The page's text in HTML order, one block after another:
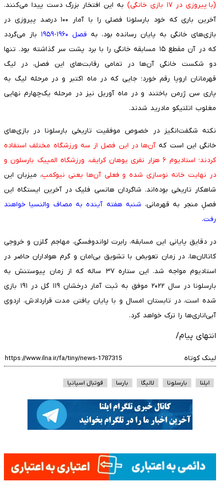
(با پیروزی در ۱۷ بازی خانگی)
به این افتخار بزرگ دست پیدا می‌کنند.
آخرین باری که خود بارسلونا فصلی را با آمار ۱۰۰ درصد پیروزی در
بازی‌های خانگی به پایان رسانده بود، به فصل ۱۹۶۰-۱۹۵۹
باز می‌گردد
که در آن مقطع ۱۵ مسابقه خانگی را با برد پشت سر گذاشته بود. تنها
دو شکست خانگی آن‌ها در تمامی رقابت‌های این فصل، در لیگ
قهرمانان اروپا رقم خورد؛ جایی که در ماه اکتبر و در مرحله لیگ به
پاری سن ژرمن باختند و در ماه آوریل نیز در مرحله یک‌چهارم نهایی
مغلوب اتلتیکو مادرید شدند.
نکته شگفت‌انگیز در خصوص موفقیت تاریخی بارسلونا در بازی‌های
خانگی این است که آن‌ها در این فصل از سه ورزشگاه مختلف استفاده
کردند؛ استادیوم ۶ هزار نفری یوهان کرایف، ورزشگاه المپیک بارسلون و
در نهایت خانه نوسازی شده و فعلی آن‌ها یعنی نیوکمپ، میزبان این
شاهکار تاریخی بوده‌اند. شاگردان هانسی فلیک در آخرین ایستگاه این
فصلِ منجر به قهرمانی، شنبه هفته آینده به مصاف والنسیا خواهند
رفت.
در دقایق پایانی این مسابقه، رابرت لواندوفسکی، مهاجم گلزن و خروجی
کاتالان‌ها، در زمان تعویض با تشویق بی‌امان و گرم هواداران حاضر در
استادیوم مواجه شد. این ستاره ۳۷ ساله که از زمان پیوستنش به
بارسلونا در سال ۲۰۲۲ موفق به ثبت آمار درخشان ۱۱۹ گل در ۱۹۱ بازی
شده است، در تابستان امسال و با پایان یافتن مدت قراردادش، اردوی
آبی‌اناری‌ها را ترک خواهد کرد.
انتهای پیام/
لینک کوتاه
ایلنا بارسلونا لالیگا بارسا فوتبال اسپانیا